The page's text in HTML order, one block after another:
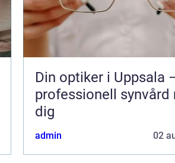
Din optiker i Uppsala
professionell synvård
dig
admin 02